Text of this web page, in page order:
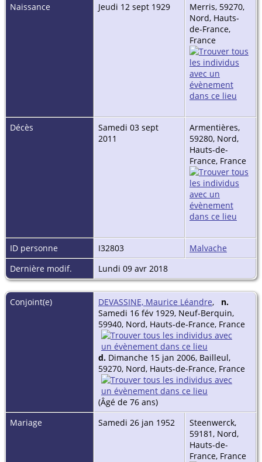
Naissance
Jeudi 12 sept 1929
Merris, 59270,
Nord, Hauts-
de-France,
France
Décès
Samedi 03 sept
2011
Armentières,
59280, Nord,
Hauts-de-
France, France
ID personne I32803
Malvache
Dernière modif.
Lundi 09 avr 2018
Conjoint(e) DEVASSINE, Maurice Léandre, n.
Samedi 16 fév 1929, Neuf-Berquin,
59940, Nord, Hauts-de-France, France
d. Dimanche 15 jan 2006, Bailleul,
59270, Nord, Hauts-de-France, France
(Âgé de 76 ans)
Mariage
Samedi 26 jan 1952
Steenwerck,
59181, Nord,
Hauts-de-
France, France